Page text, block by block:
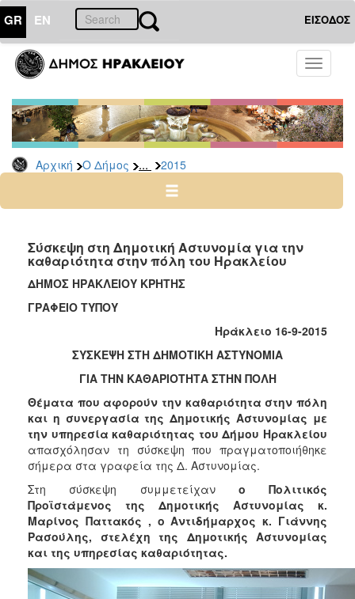
GR EN ΕΙΣΟΔΟΣ
Toggle
Αρχική Ο Δήμος ... 2015
ΔΗΜΟΣ
Δελτία
Τύπου
Αρχείο
2026
2024
2022
2021
2020
2018
2017
2016
2015
2013
2012
2011
2010
2006
Σύσκεψη στη Δημοτική Αστυνομία για την
καθαριότητα στην πόλη του Ηρακλείου
ΔΗΜΟΣ ΗΡΑΚΛΕΙΟΥ ΚΡΗΤΗΣ
ΓΡΑΦΕΙΟ ΤΥΠΟΥ
Ηράκλειο 16-9-2015
ΣΥΣΚΕΨΗ ΣΤΗ ΔΗΜΟΤΙΚΗ ΑΣΤΥΝΟΜΙΑ
ΓΙΑ ΤΗΝ ΚΑΘΑΡΙΟΤΗΤΑ ΣΤΗΝ ΠΟΛΗ
Θέματα που αφορούν την καθαριότητα στην πόλη
και η συνεργασία της Δημοτικής Αστυνομίας με
την υπηρεσία καθαριότητας του Δήμου Ηρακλείου
απασχόλησαν τη σύσκεψη που πραγματοποιήθηκε
σήμερα στα γραφεία της Δ. Αστυνομίας.
Στη σύσκεψη συμμετείχαν ο Πολιτικός
Προϊστάμενος της Δημοτικής Αστυνομίας κ.
Μαρίνος Παττακός , ο Αντιδήμαρχος κ. Γιάννης
Ρασούλης, στελέχη της Δημοτικής Αστυνομίας
και της υπηρεσίας καθαριότητας.